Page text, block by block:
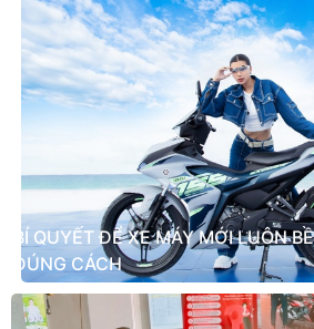
BÍ QUYẾT ĐỂ XE MÁY MỚI LUÔN
ĐÚNG CÁCH